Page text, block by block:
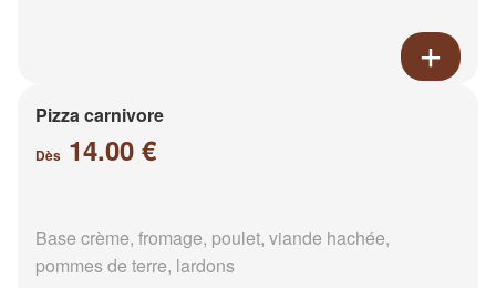
Pizza carnivore
Dès 14.00 €
Base crème, fromage, poulet, viande hachée,
pommes de terre, lardons